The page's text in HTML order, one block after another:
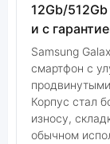
12Gb/
и с
Samsung
смартфон с
Корпус стал
износу,
обычном